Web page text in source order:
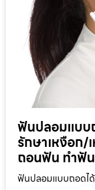
ฟันปลอมแบบ
รักษาเหงือก
ถอนฟัน ทำฟั
ฟันปลอมแบบถอดไ